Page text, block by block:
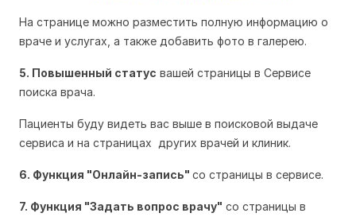
На странице можно разместить полную информацию о
враче и услугах, а также добавить фото в галерею.
5. Повышенный статус вашей страницы в Сервисе
поиска врача.
Пациенты буду видеть вас выше в поисковой выдаче
сервиса и на страницах других врачей и клиник.
6. Функция "Онлайн-запись" со страницы в сервисе.
7. Функция "Задать вопрос врачу" со страницы в